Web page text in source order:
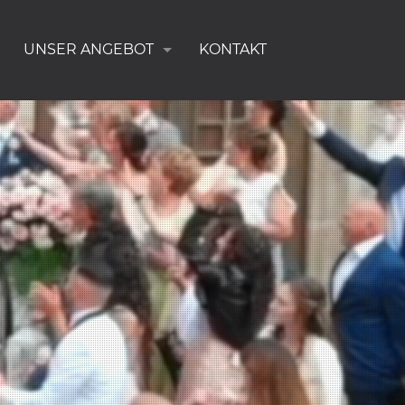
UNSER ANGEBOT KONTAKT